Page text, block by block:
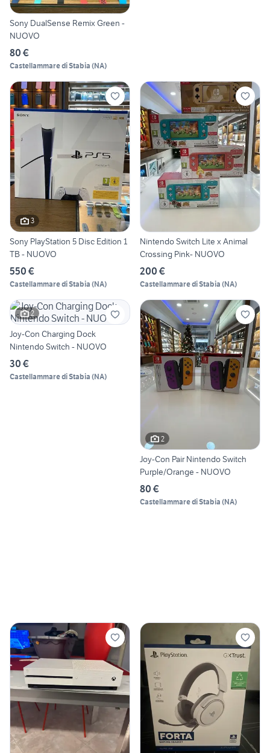
Sony DualSense Remix Green -
NUOVO
80 €
Castellammare di Stabia (NA)
3
Sony PlayStation 5 Disc Edition 1
TB - NUOVO
550 €
Castellammare di Stabia (NA)
Nintendo Switch Lite x Animal
Crossing Pink- NUOVO
200 €
Castellammare di Stabia (NA)
2
Joy-Con Charging Dock
Nintendo Switch - NUOVO
30 €
Castellammare di Stabia (NA)
2
Joy-Con Pair Nintendo Switch
Purple/Orange - NUOVO
80 €
Castellammare di Stabia (NA)